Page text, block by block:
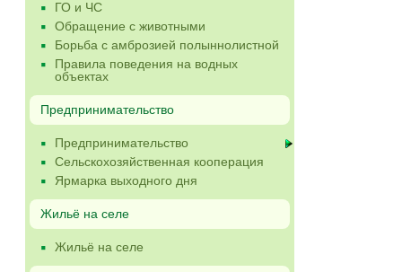
ГО и ЧС
Обращение с животными
Борьба с амброзией полыннолистной
Правила поведения на водных
объектах
Предпринимательство
Предпринимательство
Сельскохозяйственная кооперация
Ярмарка выходного дня
Жильё на селе
Жильё на селе